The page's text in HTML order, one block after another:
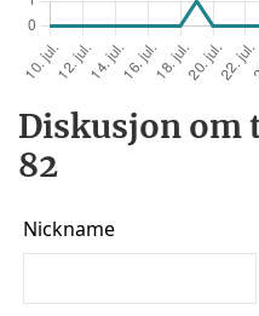
Diskusjon om
82